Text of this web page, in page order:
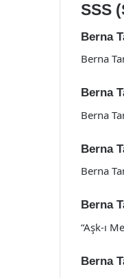
SSS
Berna
Berna
Berna
Berna
Berna
Berna
Berna
“Aşk-ı
Berna